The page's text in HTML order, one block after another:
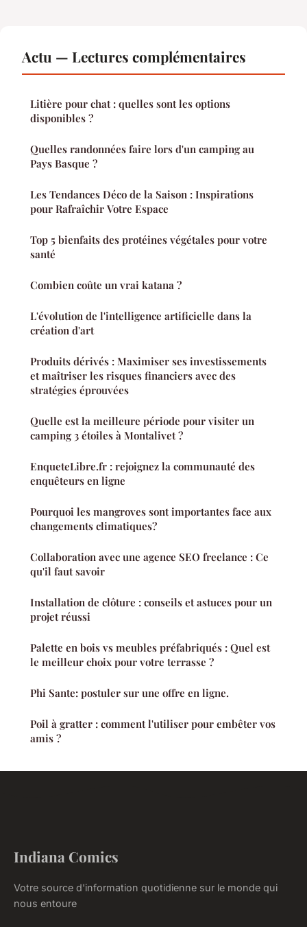
Actu — Lectures complémentaires
Litière pour chat : quelles sont les options
disponibles ?
Quelles randonnées faire lors d'un camping au
Pays Basque ?
Les Tendances Déco de la Saison : Inspirations
pour Rafraîchir Votre Espace
Top 5 bienfaits des protéines végétales pour votre
santé
Combien coûte un vrai katana ?
L'évolution de l'intelligence artificielle dans la
création d'art
Produits dérivés : Maximiser ses investissements
et maîtriser les risques financiers avec des
stratégies éprouvées
Quelle est la meilleure période pour visiter un
camping 3 étoiles à Montalivet ?
EnqueteLibre.fr : rejoignez la communauté des
enquêteurs en ligne
Pourquoi les mangroves sont importantes face aux
changements climatiques?
Collaboration avec une agence SEO freelance : Ce
qu'il faut savoir
Installation de clôture : conseils et astuces pour un
projet réussi
Palette en bois vs meubles préfabriqués : Quel est
le meilleur choix pour votre terrasse ?
Phi Sante: postuler sur une offre en ligne.
Poil à gratter : comment l'utiliser pour embêter vos
amis ?
Indiana Comics
Votre source d'information quotidienne sur le monde qui
nous entoure